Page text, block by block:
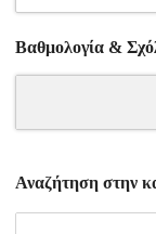
Βαθμολογία &
Αναζήτηση στην